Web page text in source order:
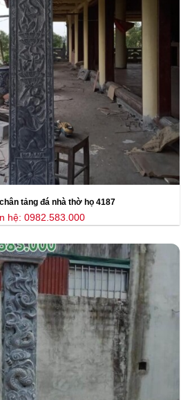
tảng đá nhà thờ họ 4187
hệ: 0982.583.000